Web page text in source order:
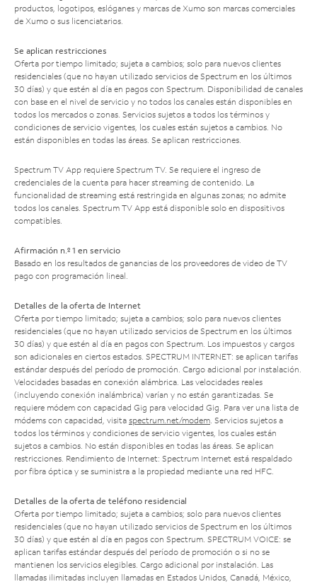
productos, logotipos, eslóganes y marcas de Xumo son marcas comerciales
de Xumo o sus licenciatarios.
Se aplican restricciones
Oferta por tiempo limitado; sujeta a cambios; solo para nuevos clientes
residenciales (que no hayan utilizado servicios de Spectrum en los últimos
30 días) y que estén al día en pagos con Spectrum. Disponibilidad de canales
con base en el nivel de servicio y no todos los canales están disponibles en
todos los mercados o zonas. Servicios sujetos a todos los términos y
condiciones de servicio vigentes, los cuales están sujetos a cambios. No
están disponibles en todas las áreas. Se aplican restricciones.
Spectrum TV App requiere Spectrum TV. Se requiere el ingreso de
credenciales de la cuenta para hacer streaming de contenido. La
funcionalidad de streaming está restringida en algunas zonas; no admite
todos los canales. Spectrum TV App está disponible solo en dispositivos
compatibles.
Afirmación n.º 1 en servicio
Basado en los resultados de ganancias de los proveedores de video de TV
pago con programación lineal.
Detalles de la oferta de Internet
Oferta por tiempo limitado; sujeta a cambios; solo para nuevos clientes
residenciales (que no hayan utilizado servicios de Spectrum en los últimos
30 días) y que estén al día en pagos con Spectrum. Los impuestos y cargos
son adicionales en ciertos estados. SPECTRUM INTERNET: se aplican tarifas
estándar después del período de promoción. Cargo adicional por instalación.
Velocidades basadas en conexión alámbrica. Las velocidades reales
(incluyendo conexión inalámbrica) varían y no están garantizadas. Se
requiere módem con capacidad Gig para velocidad Gig. Para ver una lista de
módems con capacidad, visita spectrum.net/modem. Servicios sujetos a
todos los términos y condiciones de servicio vigentes, los cuales están
sujetos a cambios. No están disponibles en todas las áreas. Se aplican
restricciones. Rendimiento de Internet: Spectrum Internet está respaldado
por fibra óptica y se suministra a la propiedad mediante una red HFC.
Detalles de la oferta de teléfono residencial
Oferta por tiempo limitado; sujeta a cambios; solo para nuevos clientes
residenciales (que no hayan utilizado servicios de Spectrum en los últimos
30 días) y que estén al día en pagos con Spectrum. SPECTRUM VOICE: se
aplican tarifas estándar después del período de promoción o si no se
mantienen los servicios elegibles. Cargo adicional por instalación. Las
llamadas ilimitadas incluyen llamadas en Estados Unidos, Canadá, México,